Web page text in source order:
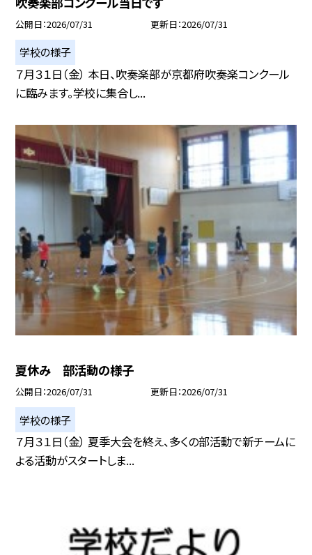
公開日 2026/07/31 更新日 2026/07/31
学校の様子
７月３１日（金） 本日、吹奏楽部が京都府吹奏楽コンクール
に臨みます。学校に集合し...
夏休み 部活動の様子
公開日 2026/07/31 更新日 2026/07/31
学校の様子
７月３１日（金） 夏季大会を終え、多くの部活動で新チームに
よる活動がスタートしま...